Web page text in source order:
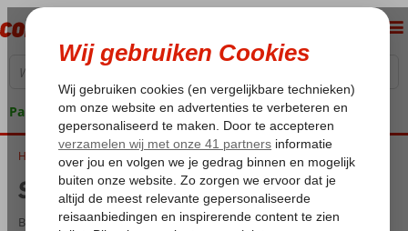
Pakketgarantie
Home Sardinië met kinderen
Sardinië met kinderen
Ben jij op zoek naar een ongerepte, gemoedelijke en verrassende